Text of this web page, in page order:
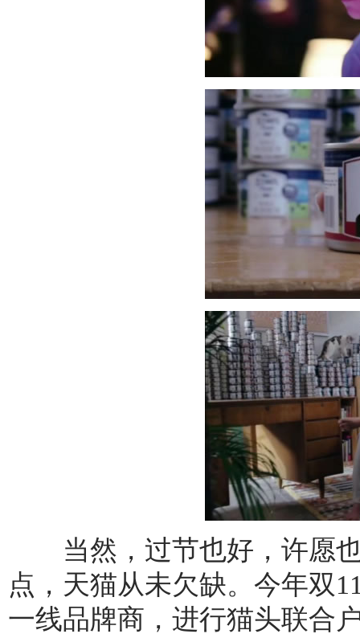
当然，过节也好，许愿也
点，天猫从未欠缺。今年双
一线品牌商，进行猫头联合